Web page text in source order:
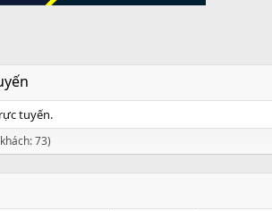
tuyến.
73)